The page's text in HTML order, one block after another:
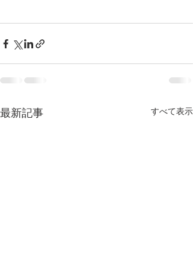
最新記事 すべて表示